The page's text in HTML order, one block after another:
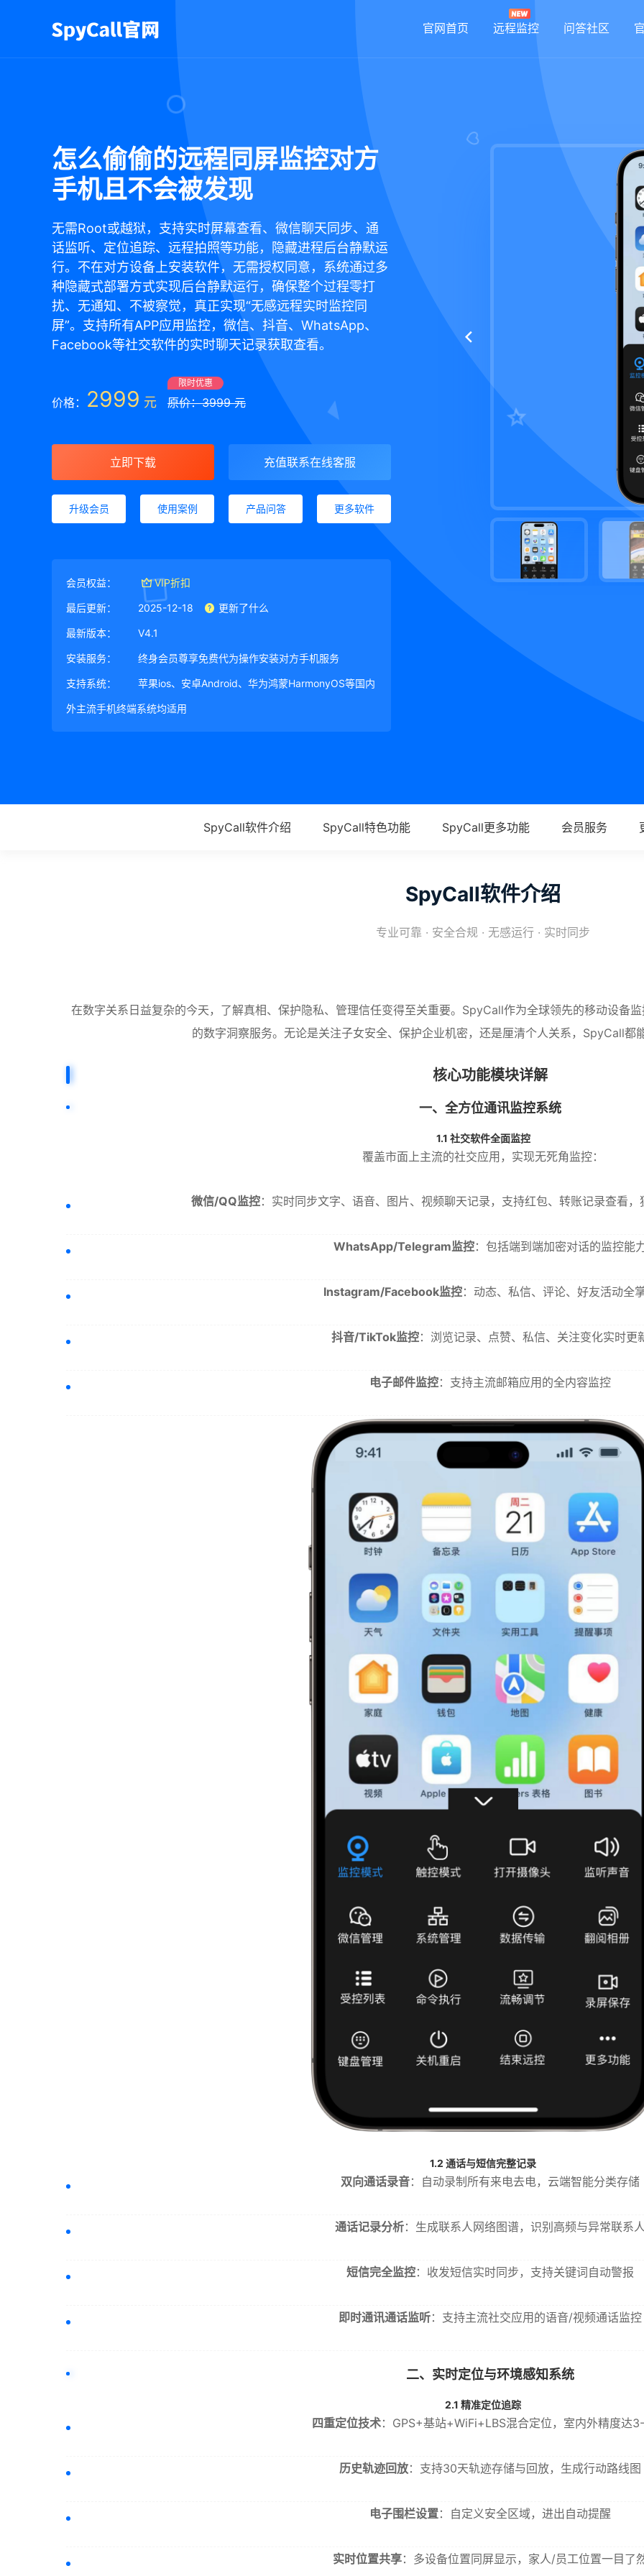
官网首页 远程监控 问答社区
怎么偷偷的远程同屏监控对方
手机且不会被发现
无需Root或越狱，支持实时屏幕查看、微信聊天同步、通
话监听、定位追踪、远程拍照等功能，隐藏进程后台静默运
行。不在对方设备上安装软件，无需授权同意，系统通过多
种隐藏式部署方式实现后台静默运行，确保整个过程零打
扰、无通知、不被察觉，真正实现“无感远程实时监控同
屏”。支持所有APP应用监控，微信、抖音、WhatsApp、
Facebook等社交软件的实时聊天记录获取查看。
价格： 2999 元
限时优惠
原价：3999 元
立即下载 充值联系在线客服
升级会员 使用案例 产品问答 更多软件
会员权益： VIP折扣
最后更新： 2025-12-18 更新了什么
最新版本： V4.1
安装服务： 终身会员尊享免费代为操作安装对方手机服务
支持系统： 苹果ios、安卓Android、华为鸿蒙HarmonyOS等国内
外主流手机终端系统均适用
SpyCall软件介绍 SpyCall特色功能 SpyCall更多功能 会员服务
SpyCall软件介绍
专业可靠 · 安全合规 · 无感运行 · 实时同步
在数字关系日益复杂的今天，了解真相、保护隐私、管理信任变得至关重要。SpyCall作为全球领先的移动设备
的数字洞察服务。无论是关注子女安全、保护企业机密，还是厘清个人关系，SpyCall都
核心功能模块详解
一、全方位通讯监控系统
1.1 社交软件全面监控
覆盖市面上主流的社交应用，实现无死角监控：
微信/QQ监控：实时同步文字、语音、图片、视频聊天记录，支持红包、转账记录查看，
WhatsApp/Telegram监控：包括端到端加密对话的监控能
Instagram/Facebook监控：动态、私信、评论、好友活动全
抖音/TikTok监控：浏览记录、点赞、私信、关注变化实时更
电子邮件监控：支持主流邮箱应用的全内容监控
1.2 通话与短信完整记录
双向通话录音：自动录制所有来电去电，云端智能分类存储
通话记录分析：生成联系人网络图谱，识别高频与异常联系
短信完全监控：收发短信实时同步，支持关键词自动警报
即时通讯通话监听：支持主流社交应用的语音/视频通话监控
二、实时定位与环境感知系统
2.1 精准定位追踪
四重定位技术：GPS+基站+WiFi+LBS混合定位，室内外精度达
历史轨迹回放：支持30天轨迹存储与回放，生成行动路线图
电子围栏设置：自定义安全区域，进出自动提醒
实时位置共享：多设备位置同屏显示，家人/员工位置一目了